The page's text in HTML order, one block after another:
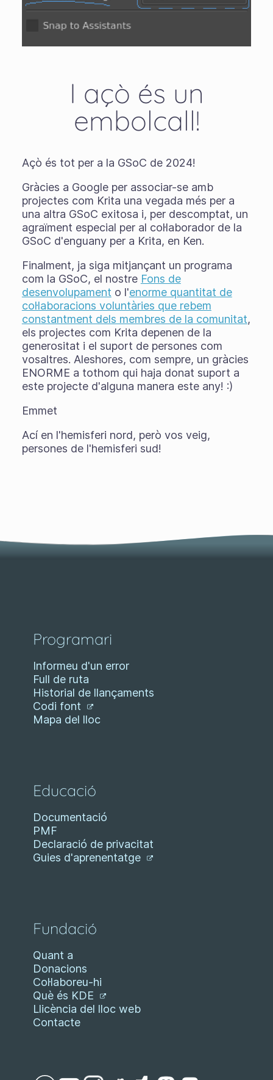
I açò és un
embolcall!
Açò és tot per a la GSoC de 2024!
Gràcies a Google per associar-se amb
projectes com Krita una vegada més per a
una altra GSoC exitosa i, per descomptat, un
agraïment especial per al col·laborador de la
GSoC d'enguany per a Krita, en Ken.
Finalment, ja siga mitjançant un programa
com la GSoC, el nostre Fons de
desenvolupament o l'enorme quantitat de
col·laboracions voluntàries que rebem
constantment dels membres de la comunitat,
els projectes com Krita depenen de la
generositat i el suport de persones com
vosaltres. Aleshores, com sempre, un gràcies
ENORME a tothom qui haja donat suport a
este projecte d'alguna manera este any! :)
Emmet
Ací en l'hemisferi nord, però vos veig,
persones de l'hemisferi sud!
Programari
Informeu d'un error
Full de ruta
Historial de llançaments
Codi font
Mapa del lloc
Educació
Documentació
PMF
Declaració de privacitat
Guies d'aprenentatge
Fundació
Quant a
Donacions
Col·laboreu-hi
Què és KDE
Llicència del lloc web
Contacte